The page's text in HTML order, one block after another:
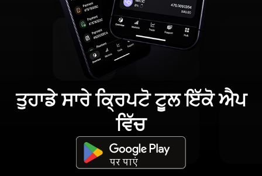
ਤੁਹਾਡੇ ਸਾਰੇ ਕ੍ਰਿਪਟੋ ਟੂਲ ਇੱਕੋ ਐਪ
ਵਿੱਚ